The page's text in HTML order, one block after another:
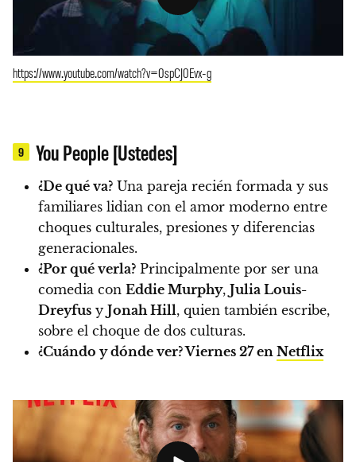
https://www.youtube.com/watch?v=0spCJ0Evx-g
9 You People [Ustedes]
¿De qué va? Una pareja recién formada y sus
familiares lidian con el amor moderno entre
choques culturales, presiones y diferencias
generacionales.
¿Por qué verla? Principalmente por ser una
comedia con Eddie Murphy, Julia Louis-
Dreyfus y Jonah Hill, quien también escribe,
sobre el choque de dos culturas.
¿Cuándo y dónde ver?Viernes 27 en Netflix